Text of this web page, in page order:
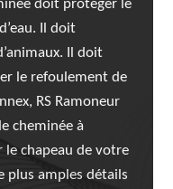
doit protéger le
Il doit
Il doit
le refoulement de
RS Ramoneur
cheminée à
le chapeau de votre
plus amples détails